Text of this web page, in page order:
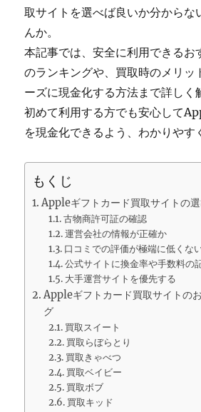
取サイトを選べば良いか分からな
んか。
本記事では、安全に利用できるお
のランキングや、買取時のメリッ
ーズに現金化する方法まで詳しく
初めて利用する方でも安心して
を現金化できるよう、わかりやす
もくじ
Appleギフトカード買取サイトの
古物商許可証の確認
運営会社の情報が正確か
口コミでの評価が極端に低くな
公式サイトに換金率や手数料の
大手運営サイトを優先する
Appleギフトカード買取サイトの
グ
買取スイート
買取らぼらとり
買取きゃべつ
買取ベイビー
買取ボブ
買取キッド